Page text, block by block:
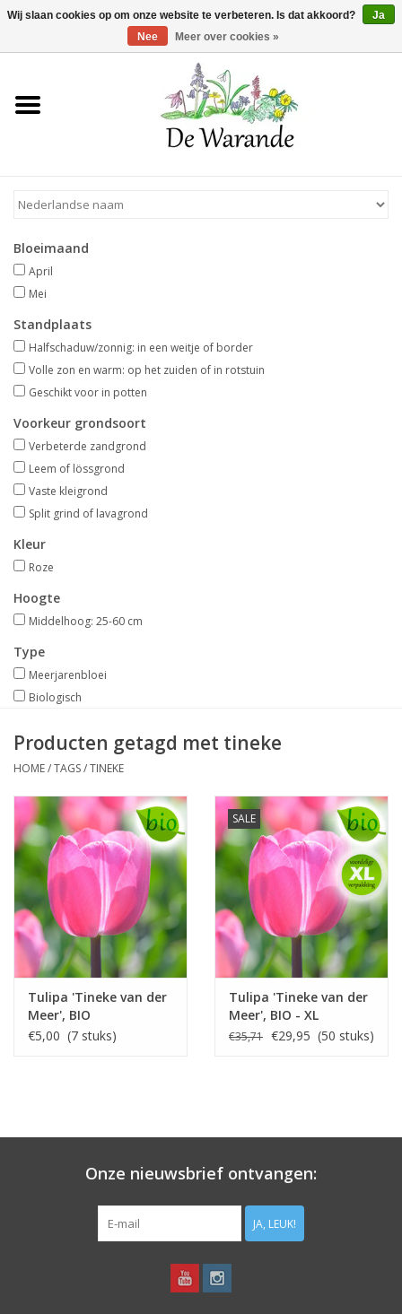
Winkelwagen >0 Artikelen - €0,00
Home
Voorjaarsbloeiers
Zomerbloeiers
Herfstbloeiers
Schaduwplanten
Aanbiedingen
Bodemverbetering
Overige producten
Advies
Onze tuinen!
Sterke Bollen Dagen
Bloeimaand
April
Mei
Standplaats
Halfschaduw/zonnig: in een weitje of border
Volle zon en warm: op het zuiden of in rotstuin
Geschikt voor in potten
Voorkeur grondsoort
Verbeterde zandgrond
Leem of lössgrond
Vaste kleigrond
Split grind of lavagrond
Kleur
Roze
Hoogte
Middelhoog: 25-60 cm
Type
Meerjarenbloei
Biologisch
Producten getagd met tineke
HOME/TAGS/TINEKE
Tulipa 'Tineke van der
Meer', BIO
€5,00 (7 stuks)
SALE
Tulipa 'Tineke van der
Meer', BIO - XL
voordeelverpakking
€35,71 €29,95 (50 stuks)
Onze nieuwsbrief ontvangen:
JA, LEUK!
Wij slaan cookies op om onze website te verbeteren. Is dat akkoord?
Ja
Nee
Meer over cookies »